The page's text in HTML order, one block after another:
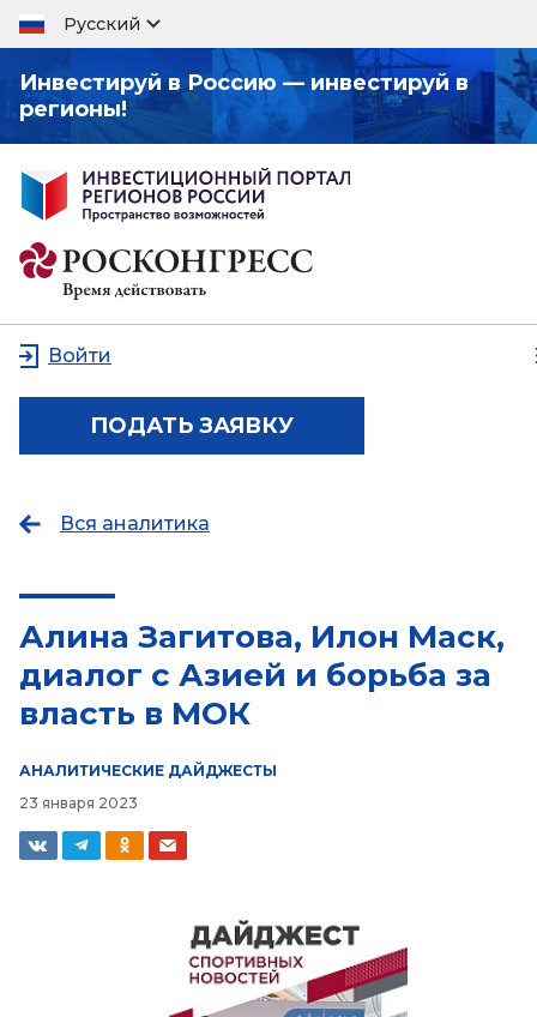
Русский
Инвестируй в Россию — инвестируй в
регионы!
ПОДАТЬ ЗАЯВКУ
Войти
Вся аналитика
Алина Загитова, Илон Маск,
диалог с Азией и борьба за
власть в МОК
АНАЛИТИЧЕСКИЕ ДАЙДЖЕСТЫ
23 января 2023